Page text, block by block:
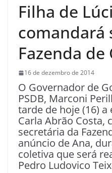
Filha de
comandará
Fazenda de
16 de dezembro de 2014
O Governador de
PSDB, Marconi
tarde de hoje (16)
Carla Abrão Costa,
secretária da
anúncio de Ana,
coletiva que será
Pedro Ludovico